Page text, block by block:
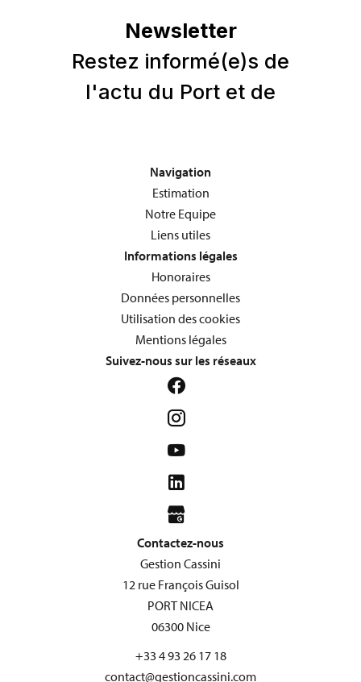
Navigation
Estimation
Notre Equipe
Liens utiles
Informations légales
Honoraires
Données personnelles
Utilisation des cookies
Mentions légales
Suivez-nous sur les réseaux
Contactez-nous
Gestion Cassini
12 rue François Guisol
PORT NICEA
06300Nice
+33 4 93 26 17 18
contact@gestioncassini.com